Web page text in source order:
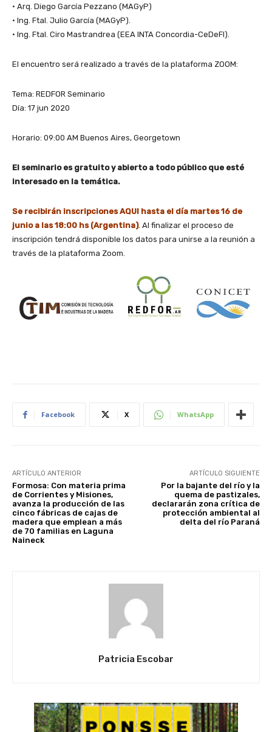
• Arq. Diego García Pezzano (MAGyP)
• Ing. Ftal. Julio García (MAGyP).
• Ing. Ftal. Ciro Mastrandrea (EEA INTA Concordia-CeDeFI).
El encuentro será realizado a través de la plataforma ZOOM:
Tema: REDFOR Seminario
Día: 17 jun 2020
Horario: 09:00 AM Buenos Aires, Georgetown
El seminario es gratuito y abierto a todo público que esté
interesado en la temática.
Se recibirán inscripciones AQUI hasta el día martes 16 de
junio a las 18:00 hs (Argentina). Al finalizar el proceso de
inscripción tendrá disponible los datos para unirse a la reunión a
través de la plataforma Zoom.
Facebook X WhatsApp
ARTÍCULO ANTERIOR
Formosa: Con materia prima
de Corrientes y Misiones,
avanza la producción de las
cinco fábricas de cajas de
madera que emplean a más
de 70 familias en Laguna
Naineck
ARTÍCULO SIGUIENTE
Por la bajante del río y la
quema de pastizales,
declararán zona crítica de
protección ambiental al
delta del río Paraná
Patricia Escobar